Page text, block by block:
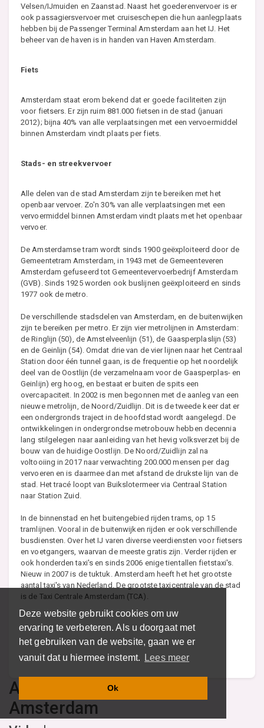
Deze website gebruikt cookies om uw
ervaring te verbeteren. Als u doorgaat met
het gebruiken van de website, gaan we er
vanuit dat u hiermee instemt.
Lees meer
Ok
Velsen/IJmuiden en Zaanstad. Naast het goederenvervoer is er
ook passagiersvervoer met cruiseschepen die hun aanlegplaats
hebben bij de Passenger Terminal Amsterdam aan het IJ. Het
beheer van de haven is in handen van Haven Amsterdam.
Fiets
Amsterdam staat erom bekend dat er goede faciliteiten zijn
voor fietsers. Er zijn ruim 881.000 fietsen in de stad (januari
2012); bijna 40% van alle verplaatsingen met een vervoermiddel
binnen Amsterdam vindt plaats per fiets.
Stads- en streekvervoer
Alle delen van de stad Amsterdam zijn te bereiken met het
openbaar vervoer. Zo'n 30% van alle verplaatsingen met een
vervoermiddel binnen Amsterdam vindt plaats met het openbaar
vervoer.
De Amsterdamse tram wordt sinds 1900 geëxploiteerd door de
Gemeentetram Amsterdam, in 1943 met de Gemeenteveren
Amsterdam gefuseerd tot Gemeentevervoerbedrijf Amsterdam
(GVB). Sinds 1925 worden ook buslijnen geëxploiteerd en sinds
1977 ook de metro.
De verschillende stadsdelen van Amsterdam, en de buitenwijken
zijn te bereiken per metro. Er zijn vier metrolijnen in Amsterdam:
de Ringlijn (50), de Amstelveenlijn (51), de Gaasperplaslijn (53)
en de Geinlijn (54). Omdat drie van de vier lijnen naar het Centraal
Station door één tunnel gaan, is de frequentie op het noordelijk
deel van de Oostlijn (de verzamelnaam voor de Gaasperplas- en
Geinlijn) erg hoog, en bestaat er buiten de spits een
overcapaciteit. In 2002 is men begonnen met de aanleg van een
nieuwe metrolijn, de Noord/Zuidlijn. Dit is de tweede keer dat er
een ondergronds traject in de hoofdstad wordt aangelegd. De
ontwikkelingen in ondergrondse metrobouw hebben decennia
lang stilgelegen naar aanleiding van het hevig volksverzet bij de
bouw van de huidige Oostlijn. De Noord/Zuidlijn zal na
voltooiing in 2017 naar verwachting 200.000 mensen per dag
vervoeren en is daarmee dan met afstand de drukste lijn van de
stad. Het tracé loopt van Buikslotermeer via Centraal Station
naar Station Zuid.
In de binnenstad en het buitengebied rijden trams, op 15
tramlijnen. Vooral in de buitenwijken rijden er ook verschillende
busdiensten. Over het IJ varen diverse veerdiensten voor fietsers
en voetgangers, waarvan de meeste gratis zijn. Verder rijden er
ook honderden taxi's en sinds 2006 enige tientallen fietstaxi's.
Nieuw in 2007 is de tuktuk. Amsterdam heeft het het grootste
aantal taxi's van Nederland. De grootste taxicentrale van de stad
is de Taxi Centrale Amsterdam (TCA).
Aanbevolen content over
Amsterdam